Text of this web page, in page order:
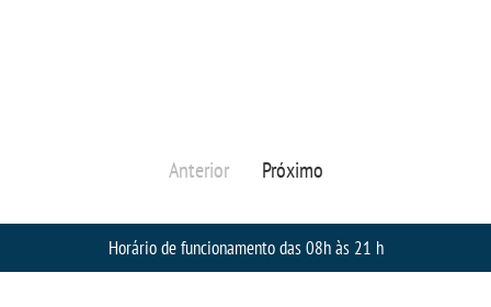
SEMANA JURÍDICA
Anterior Próximo
Horário de funcionamento das 08h às 21 h